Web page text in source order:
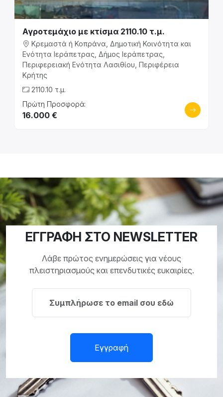
Αγροτεμάχιο με κτίσμα 2110.10 τ.μ.
Κρεμαστά ή Κοπράνα, Δημοτική Κοινότητα και
Ενότητα Ιεράπετρας, Δήμος Ιεράπετρας,
Περιφερειακή Ενότητα Λασιθίου, Περιφέρεια
Κρήτης
2110.10 τ.μ.
Πρώτη Προσφορά:
16.000 €
ΕΓΓΡΑΦΗ ΣΤΟ NEWSLETTER
Λάβε πρώτος ενημερώσεις για νέους
πλειστηριασμούς και επενδυτικές ευκαιρίες.
Εγγραφή